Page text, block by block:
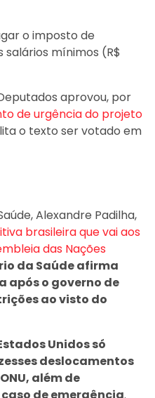
o imposto de
mínimos (R$
aprovou, por
de urgência do projeto
o texto ser votado em
Alexandre Padilha,
brasileira que vai aos
das Nações
da Saúde afirma
após o governo de
ao visto do
Unidos só
deslocamentos
além de
de emergência.